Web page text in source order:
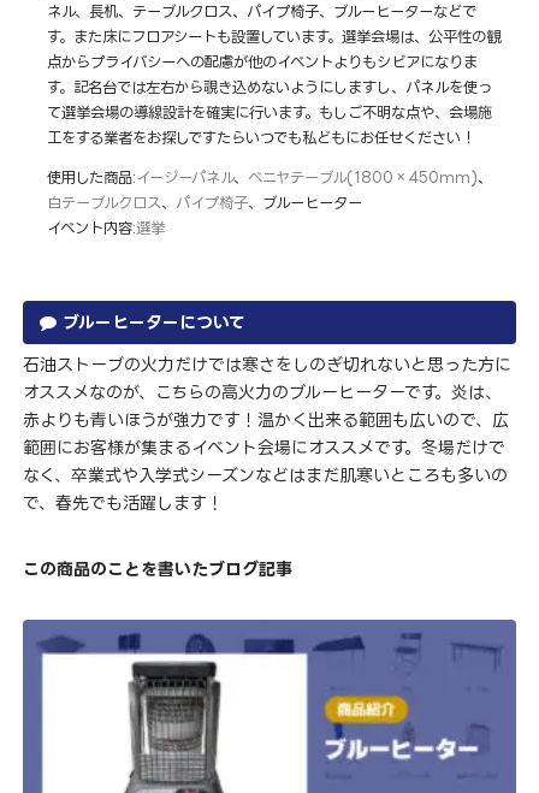
ネル、長机、テーブルクロス、パイプ椅子、ブルーヒーターなどで
す。また床にフロアシートも設置しています。選挙会場は、公平性の観
点からプライバシーへの配慮が他のイベントよりもシビアになりま
す。記名台では左右から覗き込めないようにしますし、パネルを使っ
て選挙会場の導線設計を確実に行います。もしご不明な点や、会場施
工をする業者をお探しですたらいつでも私どもにお任せください！
使用した商品:イージーパネル、 ベニヤテーブル(1800×450mm)、
白テーブルクロス、 パイプ椅子、ブルーヒーター
イベント内容:選挙
ブルーヒーターについて
石油ストーブの火力だけでは寒さをしのぎ切れないと思った方に
オススメなのが、こちらの高火力のブルーヒーターです。炎は、
赤よりも青いほうが強力です！温かく出来る範囲も広いので、広
範囲にお客様が集まるイベント会場にオススメです。冬場だけで
なく、卒業式や入学式シーズンなどはまだ肌寒いところも多いの
で、春先でも活躍します！
この商品のことを書いたブログ記事